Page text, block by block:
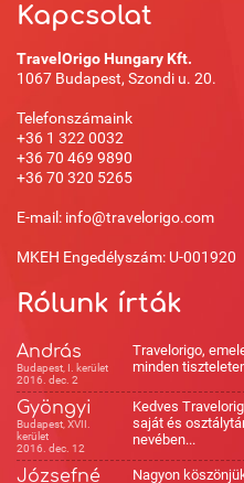
Kapcsolat
TravelOrigo Hungary Kft.
1067 Budapest, Szondi u. 20.
Telefonszámaink
+36 1 322 0032
+36 70 469 9890
+36 70 320 5265
E-mail: info@travelorigo.com
MKEH Engedélyszám: U-001920
Rólunk írták
András
Budapest, I. kerület
2016. dec. 2
Travelorigo,
minden
Gyöngyi
Budapest, XVII.
kerület
2016. dec. 12
Kedves
saját és
nevében...
Józsefné Nagyon